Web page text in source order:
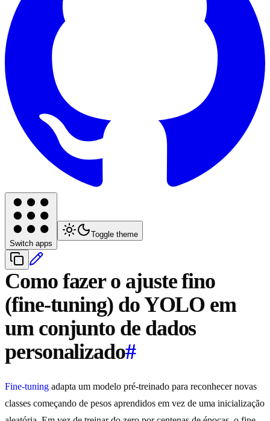
Switch apps
Toggle theme
Como fazer o ajuste fino
(fine-tuning) do YOLO em
um conjunto de dados
personalizado#
Fine-tuning adapta um modelo pré-treinado para reconhecer novas
classes começando de pesos aprendidos em vez de uma inicialização